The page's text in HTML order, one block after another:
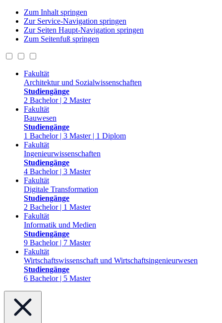
Zum Inhalt springen
Zur Service-Navigation springen
Zur Seiten Haupt-Navigation springen
Zum Seitenfuß springen
Fakultät
Architektur und Sozialwissenschaften
Studiengänge
2 Bachelor | 2 Master
Fakultät
Bauwesen
Studiengänge
1 Bachelor | 3 Master | 1 Diplom
Fakultät
Ingenieurwissenschaften
Studiengänge
4 Bachelor | 3 Master
Fakultät
Digitale Transformation
Studiengänge
2 Bachelor | 1 Master
Fakultät
Informatik und Medien
Studiengänge
9 Bachelor | 7 Master
Fakultät
Wirtschaftswissenschaft und Wirtschaftsingenieurwesen
Studiengänge
6 Bachelor | 5 Master